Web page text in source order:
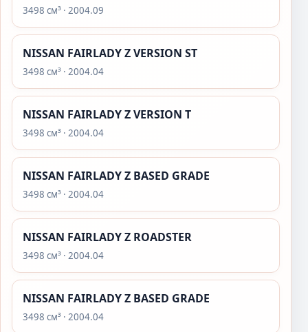
3498 см³ · 2004.09
NISSAN FAIRLADY Z VERSION ST
3498 см³ · 2004.04
NISSAN FAIRLADY Z VERSION T
3498 см³ · 2004.04
NISSAN FAIRLADY Z BASED GRADE
3498 см³ · 2004.04
NISSAN FAIRLADY Z ROADSTER
3498 см³ · 2004.04
NISSAN FAIRLADY Z BASED GRADE
3498 см³ · 2004.04